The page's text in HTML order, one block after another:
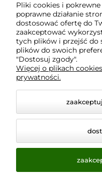
Płatności i dostawa
Informacje
O nas
Pliki cookies i
poprawne działanie
dostosować ofertę do
zaakceptować
tych plików i przejść do
plików do swoich
"Dostosuj zgody".
Więcej o plikach
prywatności.